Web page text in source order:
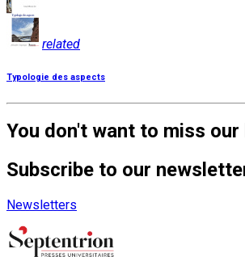
related
Typologie des aspects
You don't want to miss
Subscribe to our
Newsletters